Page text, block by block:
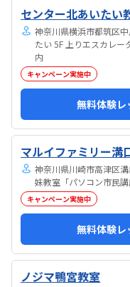
センター北あいたい
神奈川県横浜市都筑区
たい 5F 上りエスカレー
内
キャンペーン実施中
無料体験レ
マルイファミリー溝
神奈川県川崎市高津区
妹教室「パソコン市民
キャンペーン実施中
無料体験レ
ノジマ鴨宮教室